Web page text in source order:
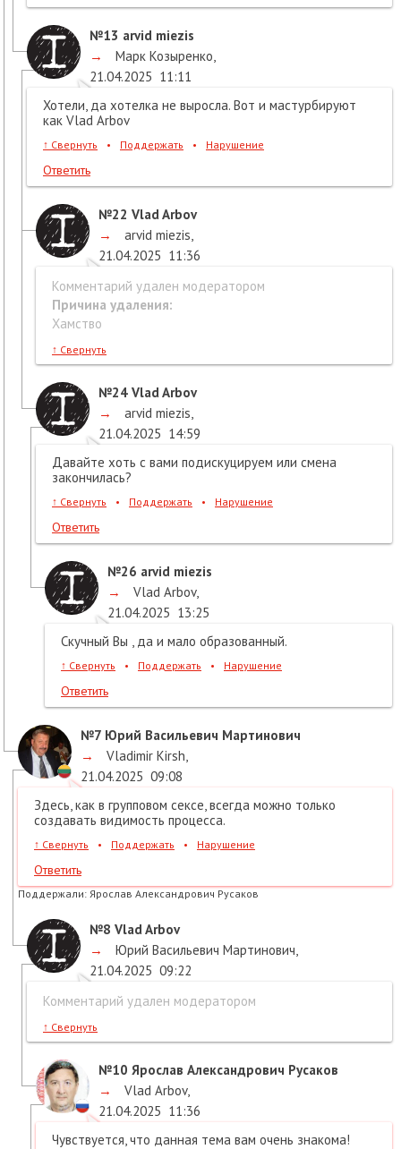
№13 arvid miezis
→
Марк Козыренко
21.04.2025 11:11
Хотели, да хотелка не выросла. Вот и мастурбируют
как Vlad Arbov
↑ Свернуть • Поддержать • Нарушение
Ответить
№22 Vlad Arbov
→
arvid miezis
21.04.2025 11:36
Комментарий удален модератором
Причина удаления:
Хамство
↑ Свернуть
№24 Vlad Arbov
→
arvid miezis
21.04.2025 14:59
Давайте хоть с вами подискуцируем или смена
закончилась?
↑ Свернуть • Поддержать • Нарушение
Ответить
№26 arvid miezis
→
Vlad Arbov,
21.04.2025 13:25
Скучный Вы , да и мало образованный.
↑ Свернуть • Поддержать • Нарушение
Ответить
№7 Юрий Васильевич Мартинович
→
Vladimir Kirsh
21.04.2025 09:08
Здесь, как в групповом сексе, всегда можно только
создавать видимость процесса.
↑ Свернуть • Поддержать • Нарушение
Ответить
Поддержали: Ярослав Александрович Русаков
№8 Vlad Arbov
→
Юрий Васильевич Мартинович
21.04.2025 09:22
Комментарий удален модератором
↑ Свернуть
№10 Ярослав Александрович Русаков
→
Vlad Arbov,
21.04.2025 11:36
Чувствуется, что данная тема вам очень знакома!